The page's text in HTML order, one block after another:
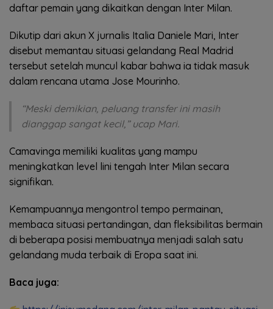
daftar pemain yang dikaitkan dengan Inter Milan.
Dikutip dari akun X jurnalis Italia Daniele Mari, Inter
disebut memantau situasi gelandang Real Madrid
tersebut setelah muncul kabar bahwa ia tidak masuk
dalam rencana utama Jose Mourinho.
“Meski demikian, peluang transfer ini masih
dianggap sangat kecil,” ucap Mari.
Camavinga memiliki kualitas yang mampu
meningkatkan level lini tengah Inter Milan secara
signifikan.
Kemampuannya mengontrol tempo permainan,
membaca situasi pertandingan, dan fleksibilitas bermain
di beberapa posisi membuatnya menjadi salah satu
gelandang muda terbaik di Eropa saat ini.
Baca juga: